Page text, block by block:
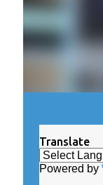
Translate
Powered by